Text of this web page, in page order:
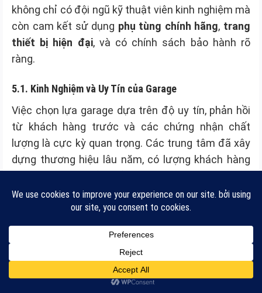
không chỉ có đội ngũ kỹ thuật viên kinh nghiệm mà
còn cam kết sử dụng phụ tùng chính hãng, trang
thiết bị hiện đại, và có chính sách bảo hành rõ
ràng.
5.1. Kinh Nghiệm và Uy Tín của Garage
Việc chọn lựa garage dựa trên độ uy tín, phản hồi
từ khách hàng trước và các chứng nhận chất
lượng là cực kỳ quan trọng. Các trung tâm đã xây
dựng thương hiệu lâu năm, có lượng khách hàng
isuzu mu-x chuyên nghiệpvà kết quả tốt nhất.
bài bản sẽ giúp xác định chính xác lỗi, xử lý nhanh
chóng các vấn đề nhưlỗi thường gặp trên xe